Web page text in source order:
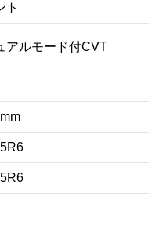
ト
アルモード付CVT